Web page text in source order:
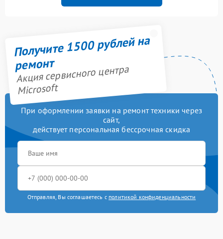
Получите 1500 рублей на
ремонт
Акция сервисного центра
Microsoft
При оформлении заявки на ремонт техники через
сайт,
действует персональная бессрочная скидка
Отправляя, Вы соглашаетесь с политикой конфиденциальности